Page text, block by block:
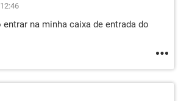
na minha caixa de entrada do